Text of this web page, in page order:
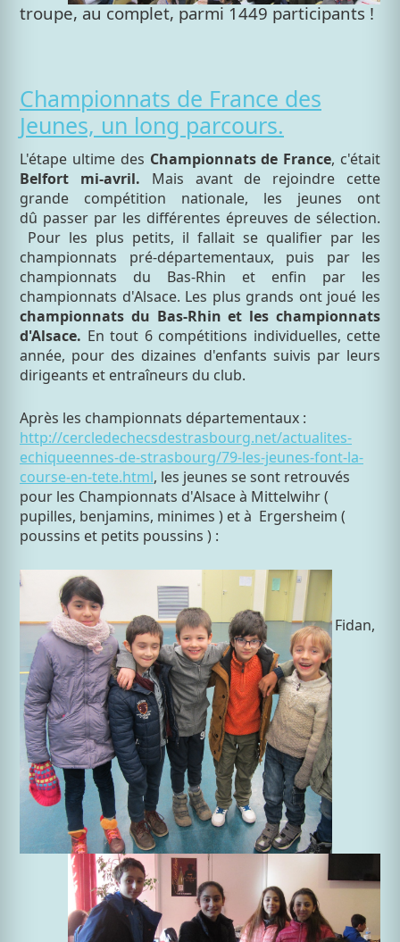
troupe, au complet, parmi 1449 participants !
Championnats de France des
Jeunes, un long parcours.
L'étape ultime des Championnats de France, c'était
Belfort mi-avril. Mais avant de rejoindre cette
grande compétition nationale, les jeunes ont
dû passer par les différentes épreuves de sélection.
Pour les plus petits, il fallait se qualifier par les
championnats pré-départementaux, puis par les
championnats du Bas-Rhin et enfin par les
championnats d'Alsace. Les plus grands ont joué les
championnats du Bas-Rhin et les championnats
d'Alsace. En tout 6 compétitions individuelles, cette
année, pour des dizaines d'enfants suivis par leurs
dirigeants et entraîneurs du club.
Après les championnats départementaux :
http://cercledechecsdestrasbourg.net/actualites-
echiqueennes-de-strasbourg/79-les-jeunes-font-la-
course-en-tete.html, les jeunes se sont retrouvés
pour les Championnats d'Alsace à Mittelwihr (
pupilles, benjamins, minimes ) et à Ergersheim (
poussins et petits poussins ) :
Fidan,